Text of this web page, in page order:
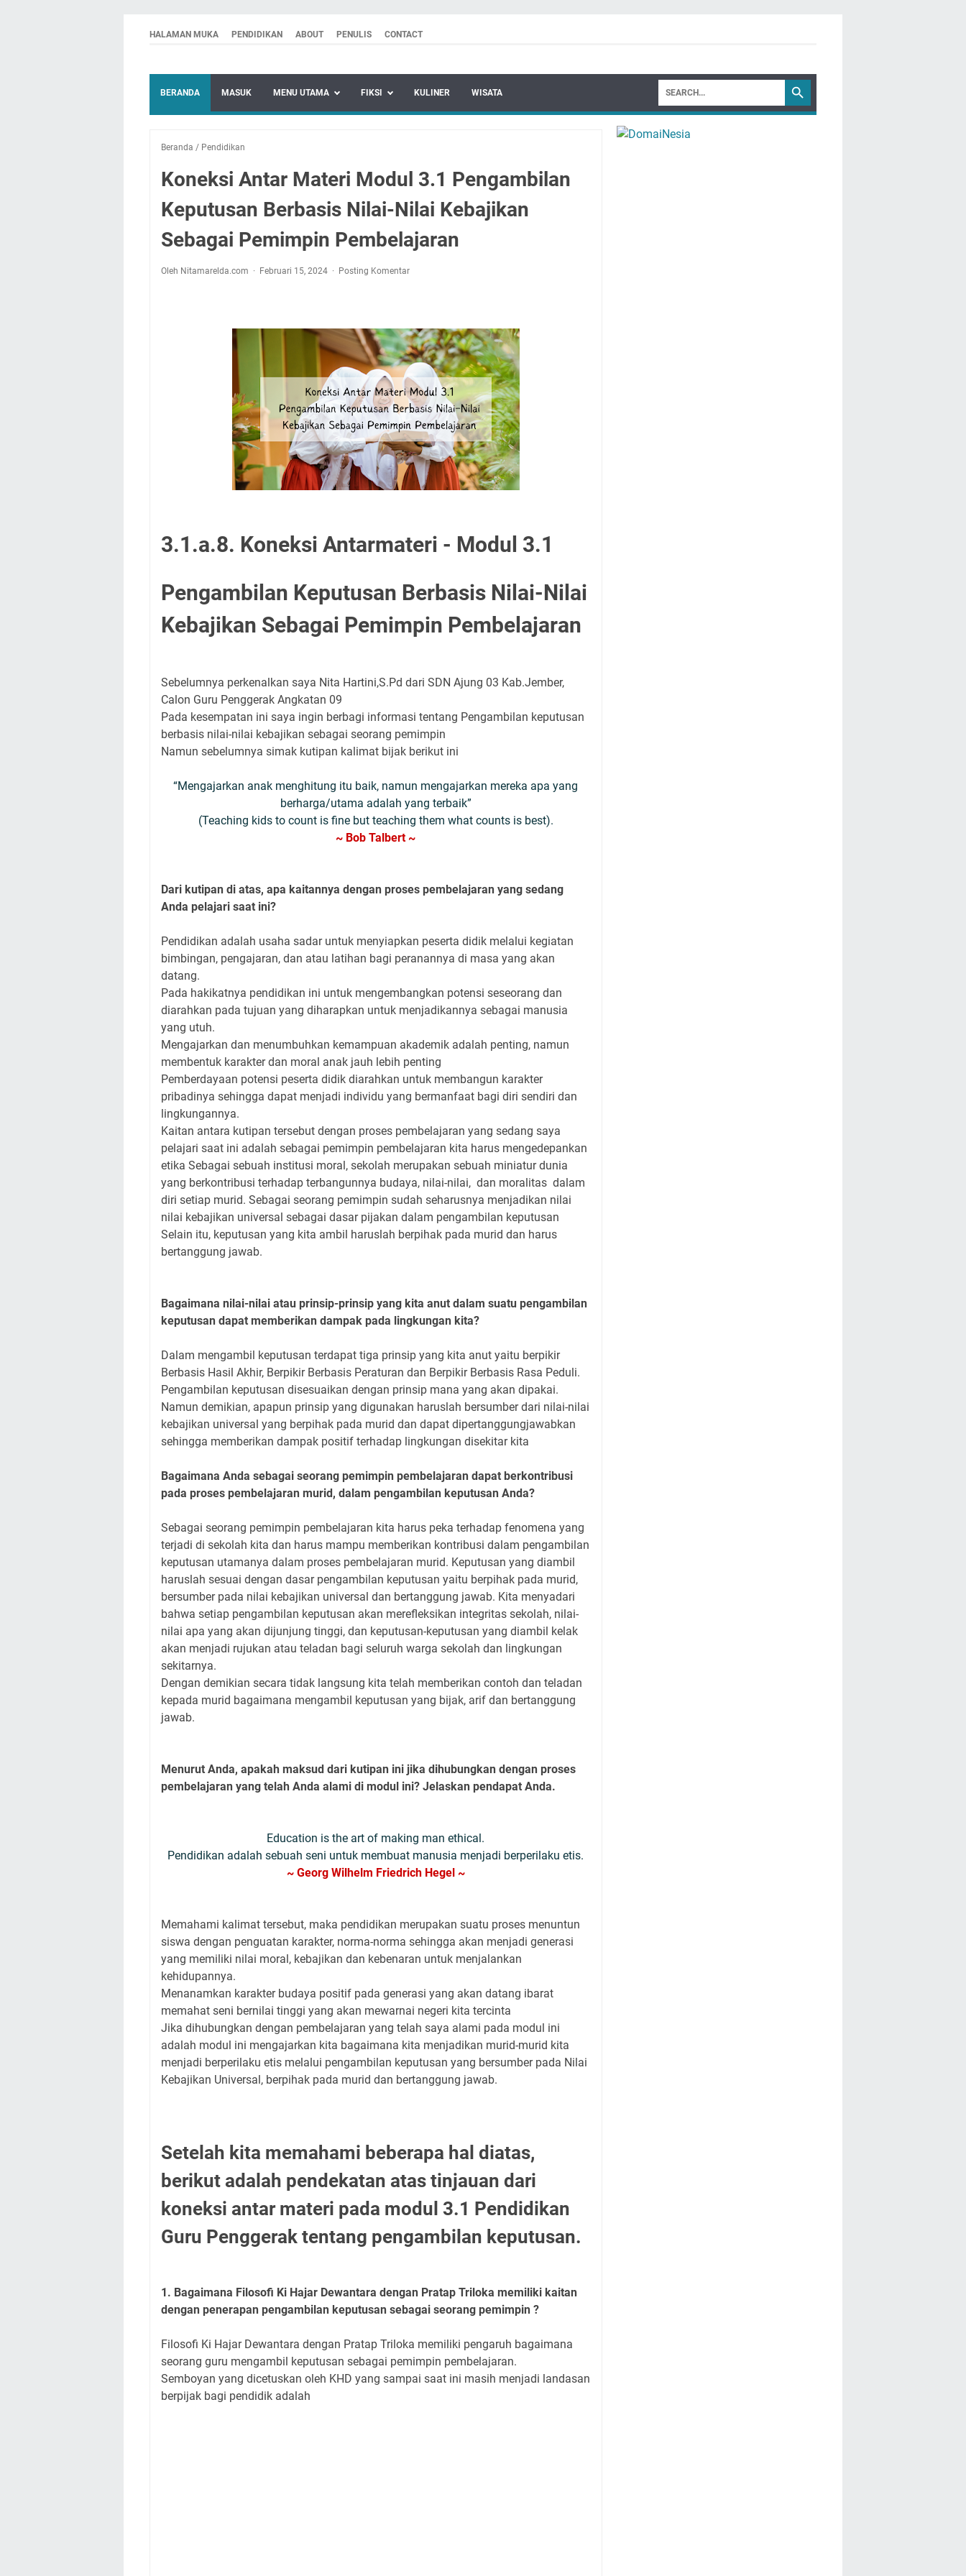
HALAMAN MUKA PENDIDIKAN ABOUT PENULIS CONTACT
BERANDA MASUK MENU UTAMA FIKSI KULINER WISATA
Beranda / Pendidikan
Koneksi Antar Materi Modul 3.1 Pengambilan
Keputusan Berbasis Nilai-Nilai Kebajikan
Sebagai Pemimpin Pembelajaran
Oleh Nitamarelda.com Februari 15, 2024 Posting Komentar
3.1.a.8. Koneksi Antarmateri - Modul 3.1
Pengambilan Keputusan Berbasis Nilai-Nilai
Kebajikan Sebagai Pemimpin Pembelajaran
Sebelumnya perkenalkan saya Nita Hartini,S.Pd dari SDN Ajung 03 Kab.Jember,
Calon Guru Penggerak Angkatan 09
Pada kesempatan ini saya ingin berbagi informasi tentang Pengambilan keputusan
berbasis nilai-nilai kebajikan sebagai seorang pemimpin
Namun sebelumnya simak kutipan kalimat bijak berikut ini
“Mengajarkan anak menghitung itu baik, namun mengajarkan mereka apa yang
berharga/utama adalah yang terbaik”
(Teaching kids to count is fine but teaching them what counts is best).
~ Bob Talbert ~
Dari kutipan di atas, apa kaitannya dengan proses pembelajaran yang sedang
Anda pelajari saat ini?
Pendidikan adalah usaha sadar untuk menyiapkan peserta didik melalui kegiatan
bimbingan, pengajaran, dan atau latihan bagi peranannya di masa yang akan
datang.
Pada hakikatnya pendidikan ini untuk mengembangkan potensi seseorang dan
diarahkan pada tujuan yang diharapkan untuk menjadikannya sebagai manusia
yang utuh.
Mengajarkan dan menumbuhkan kemampuan akademik adalah penting, namun
membentuk karakter dan moral anak jauh lebih penting
Pemberdayaan potensi peserta didik diarahkan untuk membangun karakter
pribadinya sehingga dapat menjadi individu yang bermanfaat bagi diri sendiri dan
lingkungannya.
Kaitan antara kutipan tersebut dengan proses pembelajaran yang sedang saya
pelajari saat ini adalah sebagai pemimpin pembelajaran kita harus mengedepankan
etika Sebagai sebuah institusi moral, sekolah merupakan sebuah miniatur dunia
yang berkontribusi terhadap terbangunnya budaya, nilai-nilai, dan moralitas dalam
diri setiap murid. Sebagai seorang pemimpin sudah seharusnya menjadikan nilai
nilai kebajikan universal sebagai dasar pijakan dalam pengambilan keputusan
Selain itu, keputusan yang kita ambil haruslah berpihak pada murid dan harus
bertanggung jawab.
Bagaimana nilai-nilai atau prinsip-prinsip yang kita anut dalam suatu pengambilan
keputusan dapat memberikan dampak pada lingkungan kita?
Dalam mengambil keputusan terdapat tiga prinsip yang kita anut yaitu berpikir
Berbasis Hasil Akhir, Berpikir Berbasis Peraturan dan Berpikir Berbasis Rasa Peduli.
Pengambilan keputusan disesuaikan dengan prinsip mana yang akan dipakai.
Namun demikian, apapun prinsip yang digunakan haruslah bersumber dari nilai-nilai
kebajikan universal yang berpihak pada murid dan dapat dipertanggungjawabkan
sehingga memberikan dampak positif terhadap lingkungan disekitar kita
Bagaimana Anda sebagai seorang pemimpin pembelajaran dapat berkontribusi
pada proses pembelajaran murid, dalam pengambilan keputusan Anda?
Sebagai seorang pemimpin pembelajaran kita harus peka terhadap fenomena yang
terjadi di sekolah kita dan harus mampu memberikan kontribusi dalam pengambilan
keputusan utamanya dalam proses pembelajaran murid. Keputusan yang diambil
haruslah sesuai dengan dasar pengambilan keputusan yaitu berpihak pada murid,
bersumber pada nilai kebajikan universal dan bertanggung jawab. Kita menyadari
bahwa setiap pengambilan keputusan akan merefleksikan integritas sekolah, nilai-
nilai apa yang akan dijunjung tinggi, dan keputusan-keputusan yang diambil kelak
akan menjadi rujukan atau teladan bagi seluruh warga sekolah dan lingkungan
sekitarnya.
Dengan demikian secara tidak langsung kita telah memberikan contoh dan teladan
kepada murid bagaimana mengambil keputusan yang bijak, arif dan bertanggung
jawab.
Menurut Anda, apakah maksud dari kutipan ini jika dihubungkan dengan proses
pembelajaran yang telah Anda alami di modul ini? Jelaskan pendapat Anda.
Education is the art of making man ethical.
Pendidikan adalah sebuah seni untuk membuat manusia menjadi berperilaku etis.
~ Georg Wilhelm Friedrich Hegel ~
Memahami kalimat tersebut, maka pendidikan merupakan suatu proses menuntun
siswa dengan penguatan karakter, norma-norma sehingga akan menjadi generasi
yang memiliki nilai moral, kebajikan dan kebenaran untuk menjalankan
kehidupannya.
Menanamkan karakter budaya positif pada generasi yang akan datang ibarat
memahat seni bernilai tinggi yang akan mewarnai negeri kita tercinta
Jika dihubungkan dengan pembelajaran yang telah saya alami pada modul ini
adalah modul ini mengajarkan kita bagaimana kita menjadikan murid-murid kita
menjadi berperilaku etis melalui pengambilan keputusan yang bersumber pada Nilai
Kebajikan Universal, berpihak pada murid dan bertanggung jawab.
Setelah kita memahami beberapa hal diatas,
berikut adalah pendekatan atas tinjauan dari
koneksi antar materi pada modul 3.1 Pendidikan
Guru Penggerak tentang pengambilan keputusan.
1. Bagaimana Filosofi Ki Hajar Dewantara dengan Pratap Triloka memiliki kaitan
dengan penerapan pengambilan keputusan sebagai seorang pemimpin ?
Filosofi Ki Hajar Dewantara dengan Pratap Triloka memiliki pengaruh bagaimana
seorang guru mengambil keputusan sebagai pemimpin pembelajaran.
Semboyan yang dicetuskan oleh KHD yang sampai saat ini masih menjadi landasan
berpijak bagi pendidik adalah